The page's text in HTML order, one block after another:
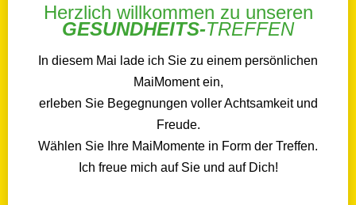
Herzlich willkommen zu unseren
GESUNDHEITS-TREFFEN
In diesem Mai lade ich Sie zu einem persönlichen
MaiMoment ein,
erleben Sie Begegnungen voller Achtsamkeit und
Freude.
Wählen Sie Ihre MaiMomente in Form der Treffen.
Ich freue mich auf Sie und auf Dich!